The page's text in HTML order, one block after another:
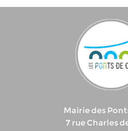
Mairie des
7 rue Charles